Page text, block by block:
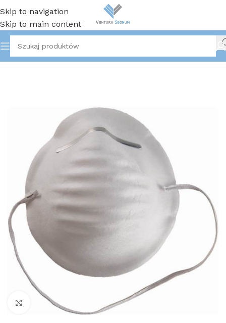
Skip to navigation
Skip to main content
Strona główna
Kliknij aby powiększyć